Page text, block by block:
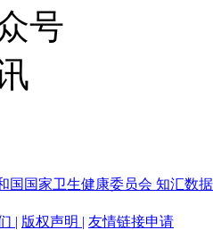
号
国国家卫生健康委员会 知汇数
| 版权声明 | 友情链接申请